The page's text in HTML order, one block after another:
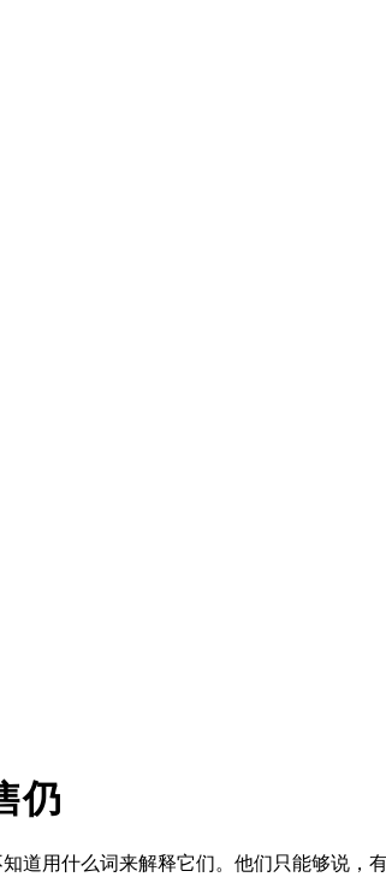
仍
道用什么词来解释它们。他们只能够说，